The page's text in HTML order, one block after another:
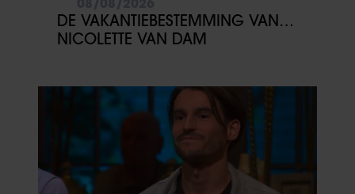
DE VAKANTIEBESTEMMING VAN…
NICOLETTE VAN DAM